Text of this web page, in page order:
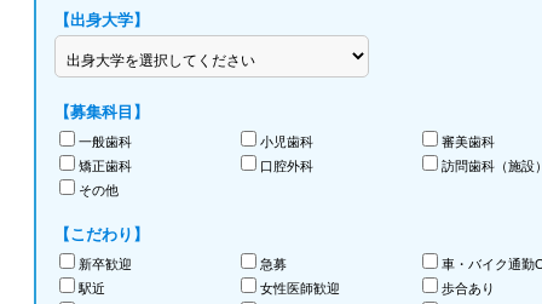
【出身大学】
【募集科目】
一般歯科 小児歯科
審美歯科
矯正歯科
口腔外科
訪問歯科（施設
その他
【こだわり】
新卒歓迎 急募
車・バイク通勤
駅近
女性医師歓迎
歩合あり